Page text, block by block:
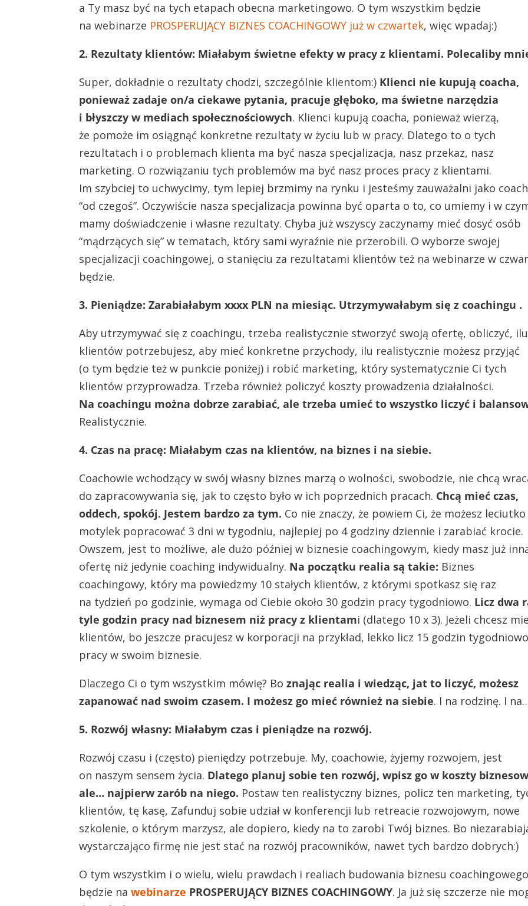
a Ty masz być na tych etapach obecna marketingowo. O tym wszystkim będzie
na webinarze PROSPERUJĄCY BIZNES COACHINGOWY już w czwartek, więc wpadaj:)
2. Rezultaty klientów: Miałabym świetne efekty w pracy z klientami. Polecaliby
Super, dokładnie o rezultaty chodzi, szczególnie klientom:) Klienci nie kupują coacha,
ponieważ zadaje on/a ciekawe pytania, pracuje głęboko, ma świetne narzędzia
i błyszczy w mediach społecznościowych. Klienci kupują coacha, ponieważ wierzą,
że pomoże im osiągnąć konkretne rezultaty w życiu lub w pracy. Dlatego to o tych
rezultatach i o problemach klienta ma być nasza specjalizacja, nasz przekaz, nasz
marketing. O rozwiązaniu tych problemów ma być nasz proces pracy z klientami.
Im szybciej to uchwycimy, tym lepiej brzmimy na rynku i jesteśmy zauważalni jako coach
“od czegoś”. Oczywiście nasza specjalizacja powinna być oparta o to, co umiemy i w
mamy doświadczenie i własne rezultaty. Chyba już wszyscy zaczynamy mieć dosyć osób
“mądrzących się” w tematach, który sami wyraźnie nie przerobili. O wyborze swojej
specjalizacji coachingowej, o stanięciu za rezultatami klientów też na webinarze w
będzie.
3. Pieniądze: Zarabiałabym xxxx PLN na miesiąc. Utrzymywałabym się z coachingu .
Aby utrzymywać się z coachingu, trzeba realistycznie stworzyć swoją ofertę, obliczyć, ilu
klientów potrzebujesz, aby mieć konkretne przychody, ilu realistycznie możesz przyjąć
(o tym będzie też w punkcie poniżej) i robić marketing, który systematycznie Ci tych
klientów przyprowadza. Trzeba również policzyć koszty prowadzenia działalności.
Na coachingu można dobrze zarabiać, ale trzeba umieć to wszystko liczyć i
Realistycznie.
4. Czas na pracę: Miałabym czas na klientów, na biznes i na siebie.
Coachowie wchodzący w swój własny biznes marzą o wolności, swobodzie, nie chcą
do zapracowywania się, jak to często było w ich poprzednich pracach. Chcą mieć czas,
oddech, spokój. Jestem bardzo za tym. Co nie znaczy, że powiem Ci, że możesz
motylek popracować 3 dni w tygodniu, najlepiej po 4 godziny dziennie i zarabiać krocie.
Owszem, jest to możliwe, ale dużo później w biznesie coachingowym, kiedy masz już
ofertę niż jedynie coaching indywidualny. Na początku realia są takie: Biznes
coachingowy, który ma powiedzmy 10 stałych klientów, z którymi spotkasz się raz
na tydzień po godzinie, wymaga od Ciebie około 30 godzin pracy tygodniowo. Licz dwa
tyle godzin pracy nad biznesem niż pracy z klientami (dlatego 10 x 3). Jeżeli chcesz
klientów, bo jeszcze pracujesz w korporacji na przykład, lekko licz 15 godzin tygodniowo
pracy w swoim biznesie.
Dlaczego Ci o tym wszystkim mówię? Boznając realia i wiedząc, jat to liczyć, możesz
zapanować nad swoim czasem. I możesz go mieć również na siebie. I na rodzinę. I
5. Rozwój własny: Miałabym czas i pieniądze na rozwój.
Rozwój czasu i (często) pieniędzy potrzebuje. My, coachowie, żyjemy rozwojem, jest
on naszym sensem życia. Dlatego planuj sobie ten rozwój, wpisz go w koszty
ale… najpierw zarób na niego. Postaw ten realistyczny biznes, policz ten marketing,
klientów, tę kasę, Zafunduj sobie udział w konferencji lub retreacie rozwojowym, nowe
szkolenie, o którym marzysz, ale dopiero, kiedy na to zarobi Twój biznes. Bo
wystarczająco firmę nie jest stać na rozwój pracowników, nawet tych bardzo dobrych:)
O tym wszystkim i o wielu, wielu prawdach i realiach budowania biznesu coachingowego
będzie nawebinarze PROSPERUJĄCY BIZNES COACHINGOWY. Ja już się szczerze nie